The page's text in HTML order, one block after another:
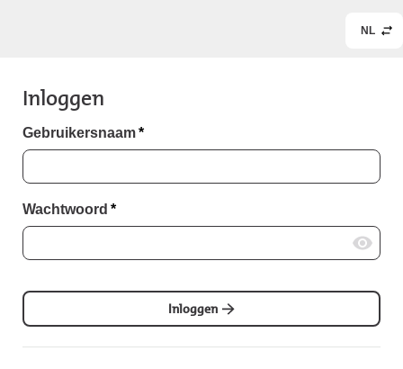
NL
Inloggen
Gebruikersnaam*
Wachtwoord *
Inloggen